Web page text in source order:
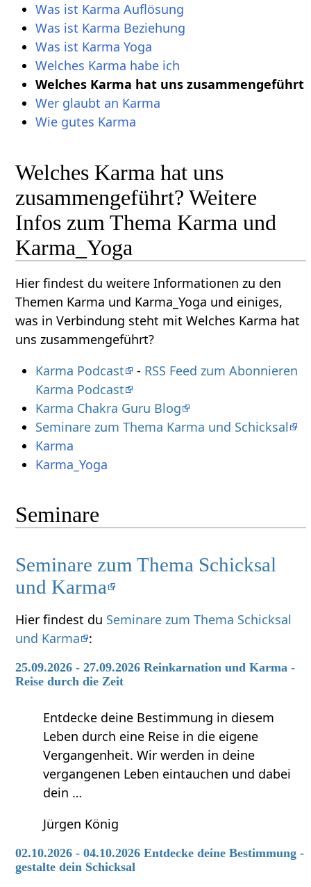
Was ist Karma Auflösung
Was ist Karma Beziehung
Was ist Karma Yoga
Welches Karma habe ich
Welches Karma hat uns zusammengeführt
Wer glaubt an Karma
Wie gutes Karma
Welches Karma hat uns
zusammengeführt? Weitere
Infos zum Thema Karma und
Karma_Yoga
Hier findest du weitere Informationen zu den
Themen Karma und Karma_Yoga und einiges,
was in Verbindung steht mit Welches Karma hat
uns zusammengeführt?
Karma Podcast
- RSS Feed zum Abonnieren
Karma Podcast
Karma Chakra Guru Blog
Seminare zum Thema Karma und Schicksal
Karma
Karma_Yoga
Seminare
Seminare zum Thema Schicksal
und Karma
Hier findest du Seminare zum Thema Schicksal
und Karma
:
25.09.2026 - 27.09.2026 Reinkarnation und Karma -
Reise durch die Zeit
Entdecke deine Bestimmung in diesem
Leben durch eine Reise in die eigene
Vergangenheit. Wir werden in deine
vergangenen Leben eintauchen und dabei
dein …
Jürgen König
02.10.2026 - 04.10.2026 Entdecke deine Bestimmung -
gestalte dein Schicksal